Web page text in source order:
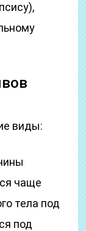
виды:
чаще
тела под
под